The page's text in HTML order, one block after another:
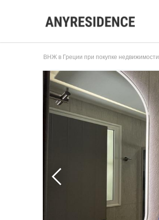
ВНЖ в Греции при покупке недвижимости